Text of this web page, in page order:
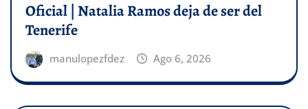
Oficial | Natalia Ramos deja de ser del
Tenerife
manulopezfdez Ago 6, 2026